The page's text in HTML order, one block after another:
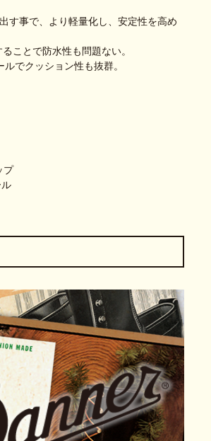
す事で、より軽量化し、安定性を高め
ることで防水性も問題ない。
ルでクッション性も抜群。
プ